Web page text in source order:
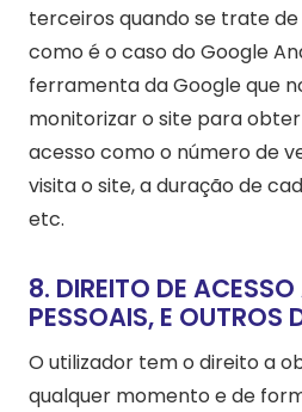
terceiros quando se trate
como é o caso do Google
ferramenta da Google que
monitorizar o site para
acesso como o número de
visita o site, a duração de
etc.
8. DIREITO DE
PESSOAIS, E OUTROS
O utilizador tem o direito a
qualquer momento e de